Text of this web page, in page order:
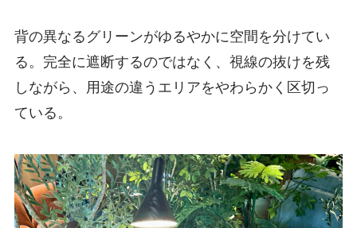
背の異なるグリーンがゆるやかに空間を分けてい
る。完全に遮断するのではなく、視線の抜けを残
しながら、用途の違うエリアをやわらかく区切っ
ている。